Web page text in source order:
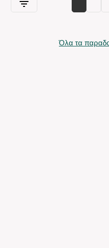
Όλα τα